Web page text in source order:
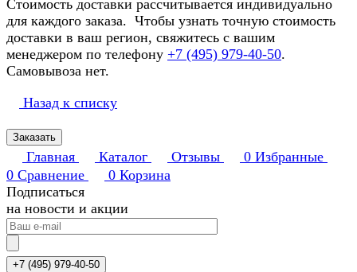
Стоимость доставки рассчитывается индивидуально
для каждого заказа. Чтобы узнать точную стоимость
доставки в ваш регион, свяжитесь с вашим
менеджером по телефону +7 (495) 979-40-50.
Самовывоза нет.
Назад к списку
Заказать
Главная Каталог Отзывы 0 Избранные
0 Сравнение 0 Корзина
Подписаться
на новости и акции
+7 (495) 979-40-50